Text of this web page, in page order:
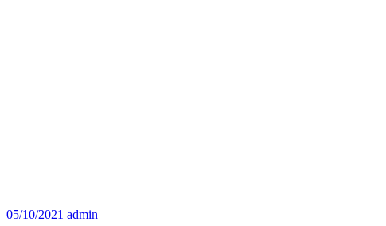
05/10/2021 admin